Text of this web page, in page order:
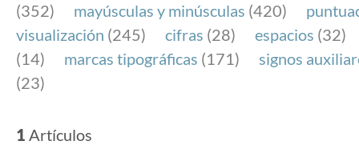
(352)
mayúsculas y minúsculas (420)
visualización (245) cifras (28) espacios (32)
(14)
marcas tipográficas (171)
signos
(23)
1 Artículos